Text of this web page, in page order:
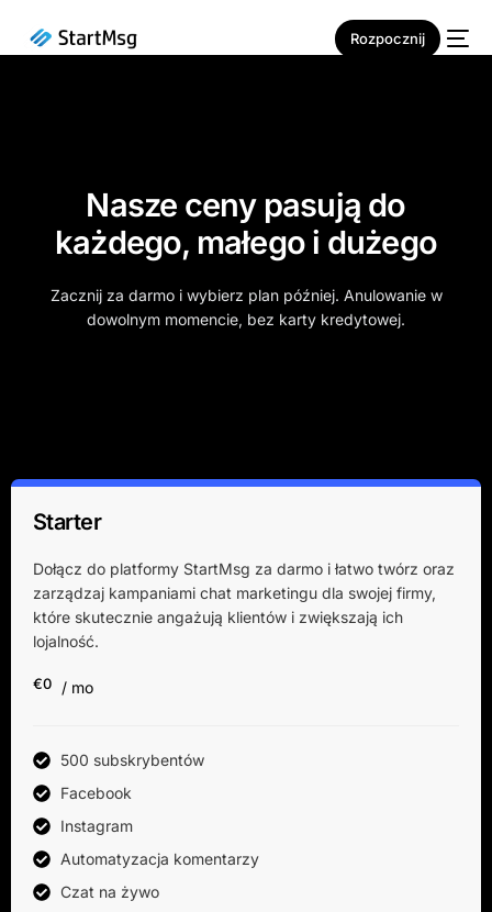
Rozpocznij
Nasze ceny pasują do
każdego, małego i dużego
Zacznij za darmo i wybierz plan później. Anulowanie w
dowolnym momencie, bez karty kredytowej.
Starter
Dołącz do platformy StartMsg za darmo i łatwo twórz oraz
zarządzaj kampaniami chat marketingu dla swojej firmy,
które skutecznie angażują klientów i zwiększają ich
lojalność.
€0 / mo
500 subskrybentów
Facebook
Instagram
Automatyzacja komentarzy
Czat na żywo